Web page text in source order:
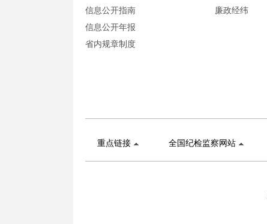
信息公开指南
信息公开年报
省内规章制度
廉政经纬
重点链接 全国纪检监察网站